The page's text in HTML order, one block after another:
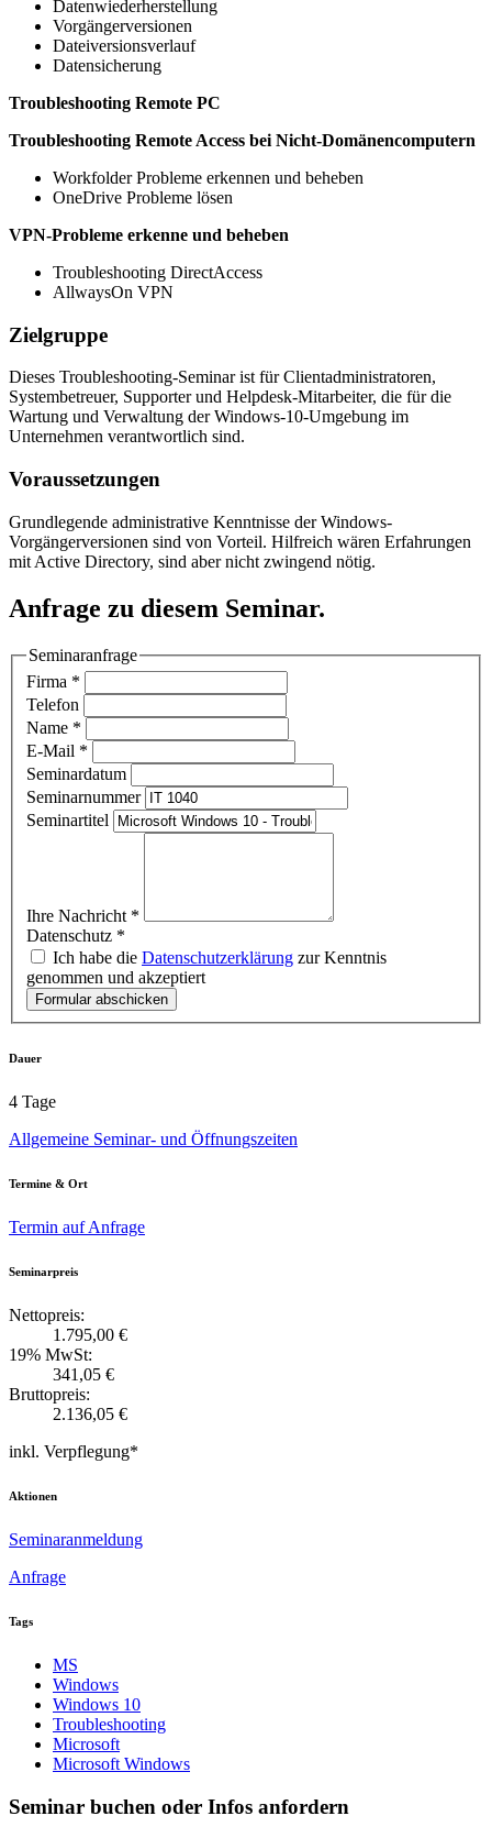
Datenwiederherstellung
Vorgängerversionen
Dateiversionsverlauf
Datensicherung
Troubleshooting Remote PC
Troubleshooting Remote Access bei Nicht-Domänencomputern
Workfolder Probleme erkennen und beheben
OneDrive Probleme lösen
VPN-Probleme erkenne und beheben
Troubleshooting DirectAccess
AllwaysOn VPN
Zielgruppe
Dieses Troubleshooting-Seminar ist für Clientadministratoren,
Systembetreuer, Supporter und Helpdesk-Mitarbeiter, die für die
Wartung und Verwaltung der Windows-10-Umgebung im
Unternehmen verantwortlich sind.
Voraussetzungen
Grundlegende administrative Kenntnisse der Windows-
Vorgängerversionen sind von Vorteil. Hilfreich wären Erfahrungen
mit Active Directory, sind aber nicht zwingend nötig.
Anfrage zu diesem Seminar.
Seminaranfrage
Firma *
Telefon
Name *
E-Mail *
Seminardatum
Seminarnummer
Seminartitel
Ihre Nachricht *
Datenschutz *
Ich habe die Datenschutzerklärung zur Kenntnis
genommen und akzeptiert
Formular abschicken
Dauer
4 Tage
Allgemeine Seminar- und Öffnungszeiten
Termine & Ort
Termin auf Anfrage
Seminarpreis
Nettopreis:
1.795,00 €
19% MwSt:
341,05 €
Bruttopreis:
2.136,05 €
inkl. Verpflegung*
Aktionen
Seminaranmeldung
Anfrage
Tags
MS
Windows
Windows 10
Troubleshooting
Microsoft
Microsoft Windows
Seminar buchen oder Infos anfordern